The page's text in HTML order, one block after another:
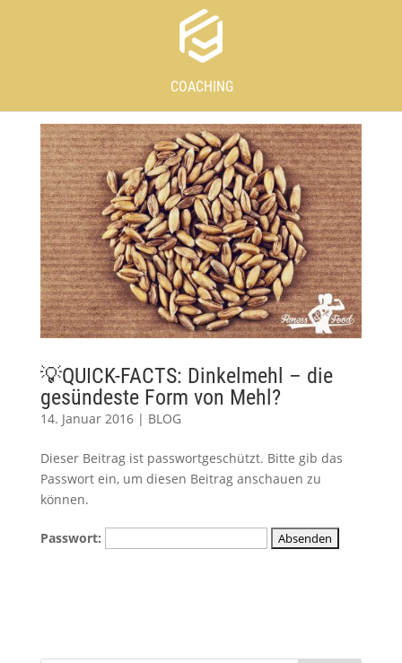
COACHING
💡QUICK-FACTS: Dinkelmehl – die
gesündeste Form von Mehl?
14. Januar 2016| BLOG
Dieser Beitrag ist passwortgeschützt. Bitte gib das
Passwort ein, um diesen Beitrag anschauen zu
können.
Passwort: